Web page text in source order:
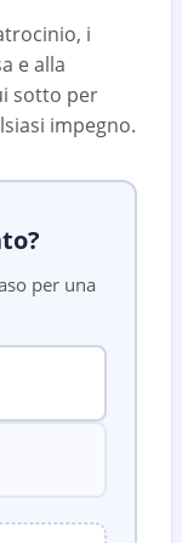
i
e alla
sotto per
impegno.
per una